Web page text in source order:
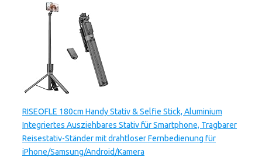
RISEOFLE 180cm Handy Stativ & Selfie Stick, Aluminium
Integriertes Ausziehbares Stativ für Smartphone, Tragbarer
Reisestativ-Ständer mit drahtloser Fernbedienung für
iPhone/Samsung/Android/Kamera